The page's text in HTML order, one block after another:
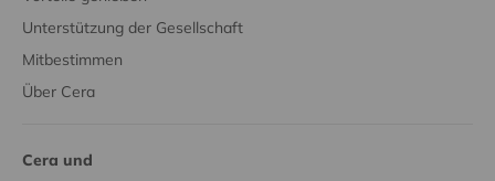
Unterstützung der Gesellschaft
Mitbestimmen
Über Cera
Cera und